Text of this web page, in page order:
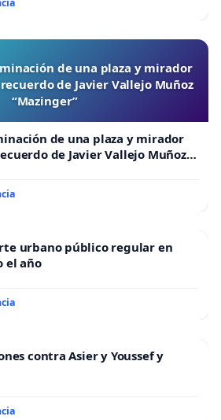
de una plaza y mirador
de Javier Vallejo Muñoz
“Mazinger”
de una plaza y mirador
de Javier Vallejo Muñoz
urbano público regular en
el año
contra Asier y Youssef y